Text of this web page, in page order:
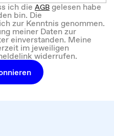
ich dieAGBgelesen habe
bin. Die
zur Kenntnis genommen.
meiner Daten zur
einverstanden. Meine
im jeweiligen
widerrufen.